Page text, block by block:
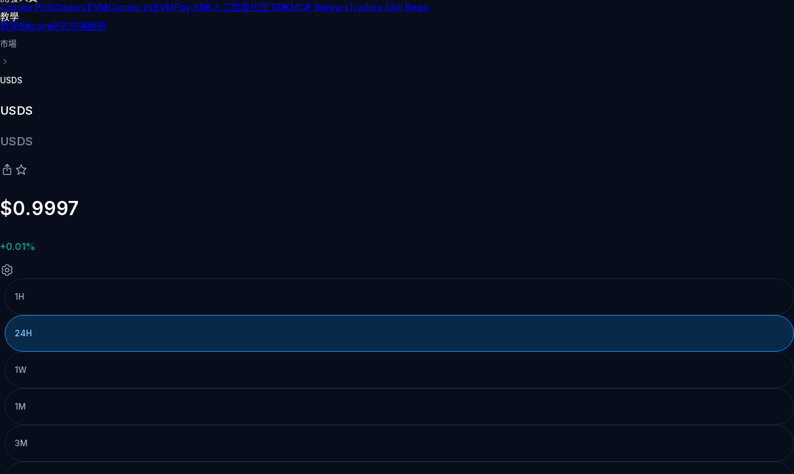
Cronos PoSCronos EVMCronos zkEVMPay SDK人工智能代理 SDKMCP ServersTrading Skill Repo
教學
教學Bitcoin研究市場動態
市場
USDS
USDS
USDS
$0.9997
+0.01%
1H
24H
1W
1M
3M